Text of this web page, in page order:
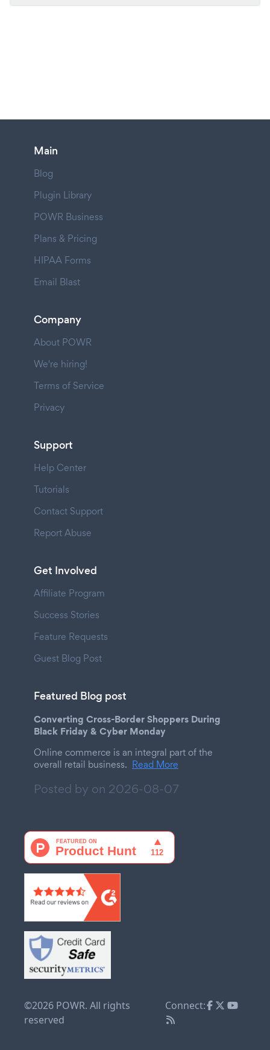
Main
Blog
Plugin Library
POWR Business
Plans & Pricing
HIPAA Forms
Email Blast
Company
About POWR
We're hiring!
Terms of Service
Privacy
Support
Help Center
Tutorials
Contact Support
Report Abuse
Get Involved
Affiliate Program
Success Stories
Feature Requests
Guest Blog Post
Featured Blog post
Converting Cross-Border Shoppers During
Black Friday & Cyber Monday
Online commerce is an integral part of the
overall retail business. Read More
Posted by on 2026-08-07
©2026 POWR. All rights
reserved
Connect: